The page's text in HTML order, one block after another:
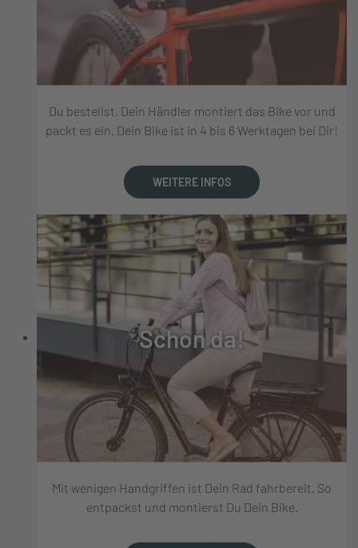
Du bestellst, Dein Händler montiert das Bike vor und
packt es ein, Dein Bike ist in 4 bis 6 Werktagen bei Dir!
WEITERE INFOS
Schon da!
Mit wenigen Handgriffen ist Dein Rad fahrbereit. So
entpackst und montierst Du Dein Bike.